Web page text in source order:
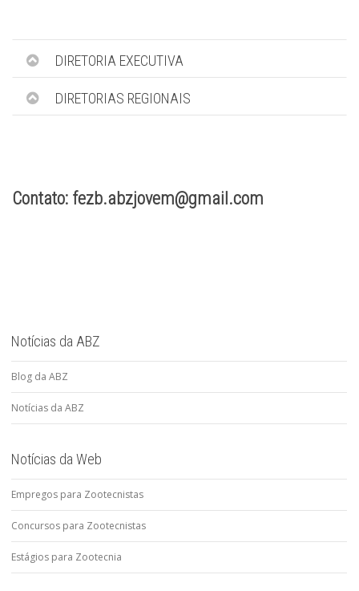
DIRETORIA EXECUTIVA
DIRETORIAS REGIONAIS
Contato: fezb.abzjovem@gmail.com
Notícias da ABZ
Blog da ABZ
Notícias da ABZ
Notícias da Web
Empregos para Zootecnistas
Concursos para Zootecnistas
Estágios para Zootecnia